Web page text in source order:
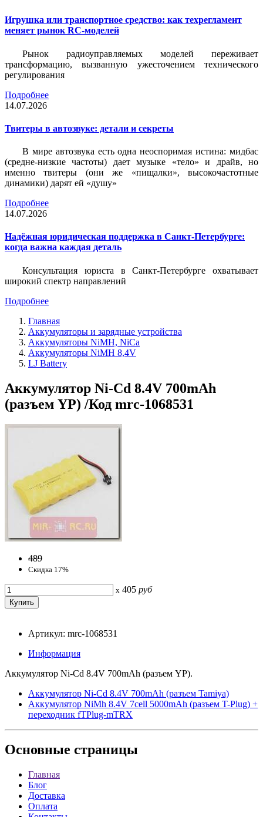
Игрушка или транспортное средство: как техрегламент
меняет рынок RC-моделей
Рынок радиоуправляемых моделей переживает
трансформацию, вызванную ужесточением технического
регулирования
Подробнее
14.07.2026
Твитеры в автозвуке: детали и секреты
В мире автозвука есть одна неоспоримая истина: мидбас
(средне-низкие частоты) дает музыке «тело» и драйв, но
именно твитеры (они же «пищалки», высокочастотные
динамики) дарят ей «душу»
Подробнее
14.07.2026
Надёжная юридическая поддержка в Санкт-Петербурге:
когда важна каждая деталь
Консультация юриста в Санкт-Петербурге охватывает
широкий спектр направлений
Подробнее
Главная
Аккумуляторы и зарядные устройства
Аккумуляторы NiMH, NiCa
Аккумуляторы NiMH 8,4V
LJ Battery
Аккумулятор Ni-Cd 8.4V 700mAh
(разъем YP) /Код mrc-1068531
489
Скидка 17%
x 405 руб
Артикул: mrc-1068531
Информация
Аккумулятор Ni-Cd 8.4V 700mAh (разъем YP).
Аккумулятор Ni-Cd 8.4V 700mAh (разъем Tamiya)
Аккумулятор NiMh 8.4V 7cell 5000mAh (разъем T-Plug) +
переходник fTPlug-mTRX
Основные страницы
Главная
Блог
Доставка
Оплата